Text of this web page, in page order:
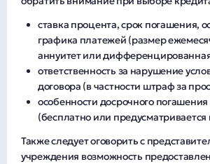
ставка процента, срок погашения,
графика платежей (размер
аннуитет или
ответственность за нарушение
договора (в частности штраф за
особенности досрочного
(бесплатно или предусматривается
Также следует оговорить с
учреждения возможность